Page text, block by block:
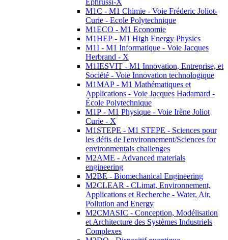
Ephrussi-X
M1C - M1 Chimie - Voie Fréderic Joliot-
Curie - Ecole Polytechnique
M1ECO - M1 Economie
M1HEP - M1 High Energy Physics
M1I - M1 Informatique - Voie Jacques
Herbrand - X
M1IESVIT - M1 Innovation, Entreprise, et
Société - Voie Innovation technologique
M1MAP - M1 Mathématiques et
Applications - Voie Jacques Hadamard -
École Polytechnique
M1P - M1 Physique - Voie Irène Joliot
Curie - X
M1STEPE - M1 STEPE - Sciences pour
les défis de l'environnement/Sciences for
environmentals challenges
M2AME - Advanced materials
engineering
M2BE - Biomechanical Engineering
M2CLEAR - CLimat, Environnement,
Applications et Recherche - Water, Air,
Pollution and Energy
M2CMASIC - Conception, Modélisation
et Architecture des Systèmes Industriels
Complexes